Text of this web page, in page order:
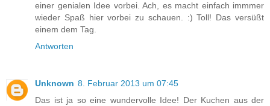
einer genialen Idee vorbei. Ach, es macht einfach immmer
wieder Spaß hier vorbei zu schauen. :) Toll! Das versüßt
einem dem Tag.
Antworten
Unknown 8. Februar 2013 um 07:45
Das ist ja so eine wundervolle Idee! Der Kuchen aus der